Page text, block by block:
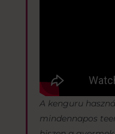
A kenguru
mindennapos